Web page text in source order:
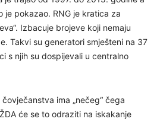
je pokazao. RNG je kratica za
Izbacuje brojeve koji nemaju
Takvi su generatori smješteni na 37
s njih su dospijevali u centralno
ima „nečeg“ čega
će se to odraziti na iskakanje